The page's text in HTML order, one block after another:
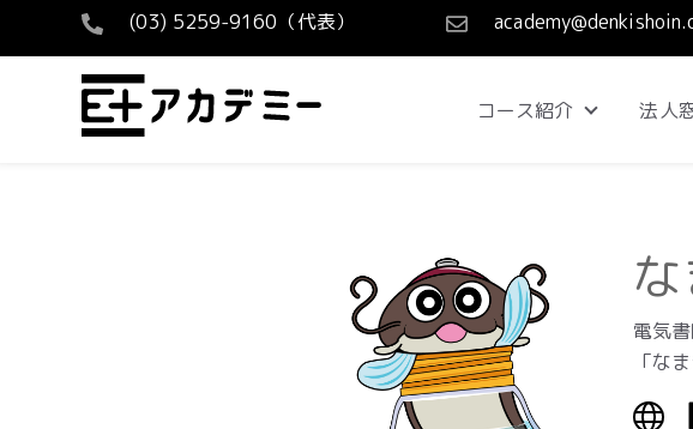
(03) 5259-9160（代表）
コース紹介 Show法人
電気
「な